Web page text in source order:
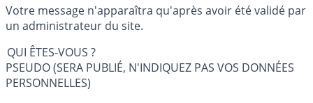
Votre message n'apparaîtra qu'après avoir été validé par
un administrateur du site.
QUI ÊTES-VOUS ?
PSEUDO (SERA PUBLIÉ, N'INDIQUEZ PAS VOS DONNÉES
PERSONNELLES)